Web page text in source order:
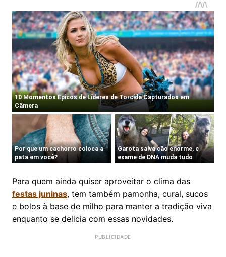
Para quem ainda quiser aproveitar o clima das
festas juninas, tem também pamonha, cural, sucos
e bolos à base de milho para manter a tradição viva
enquanto se delicia com essas novidades.